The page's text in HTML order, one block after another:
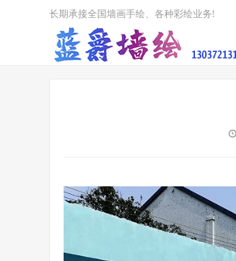
长期承接全国墙画手绘、各种彩绘业务!